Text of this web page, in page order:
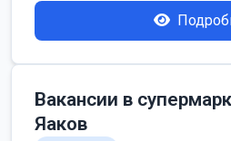
Вакансии в
Яаков